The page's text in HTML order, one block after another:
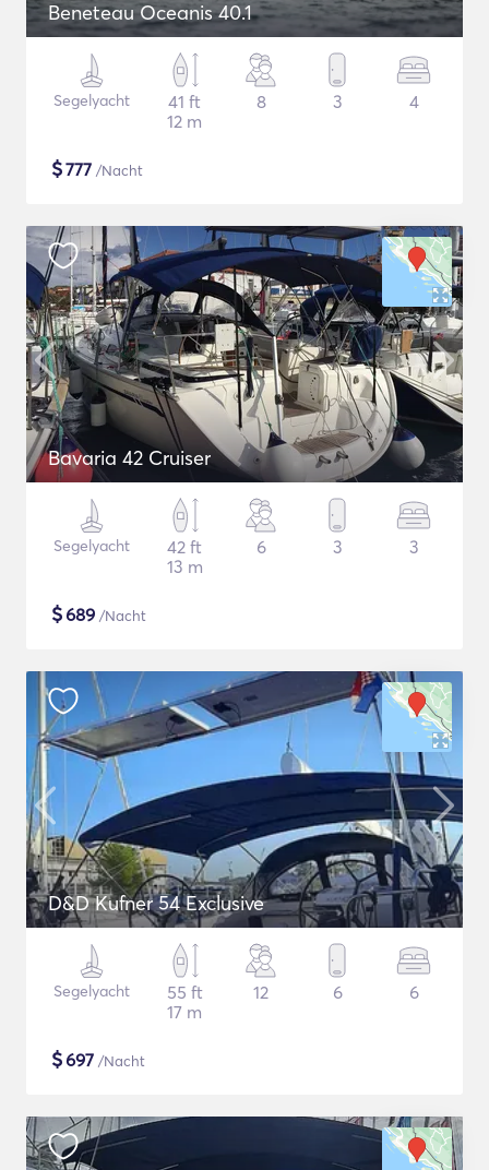
Beneteau Oceanis 40.1
Segelyacht
41 ft
12 m
8 3 4
$777 /Nacht
Bavaria 42 Cruiser
Segelyacht
42 ft
13 m
6 3 3
$689 /Nacht
D&D Kufner 54 Exclusive
Segelyacht
55 ft
17 m
12 6 6
$697 /Nacht